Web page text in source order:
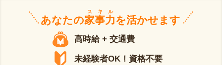
あなたの家事力
スキル
を活かせます
高時給 + 交通費
未経験者OK！資格不要